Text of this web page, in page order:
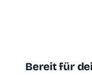
Bereit für